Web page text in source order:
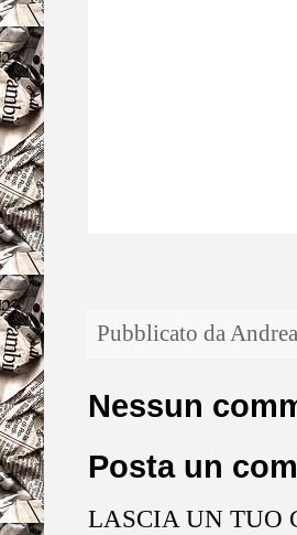
Pubblicato da
Nessun
Posta un
LASCIA UN TUO